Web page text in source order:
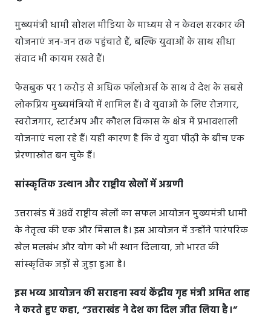
मुख्यमंत्री धामी सोशल मीडिया के माध्यम से न केवल सरकार की
योजनाएं जन-जन तक पहुंचाते हैं, बल्कि युवाओं के साथ सीधा
संवाद भी कायम रखते हैं।
फेसबुक पर 1 करोड़ से अधिक फॉलोअर्स के साथ वे देश के सबसे
लोकप्रिय मुख्यमंत्रियों में शामिल हैं। वे युवाओं के लिए रोजगार,
स्वरोजगार, स्टार्टअप और कौशल विकास के क्षेत्र में प्रभावशाली
योजनाएं चला रहे हैं। यही कारण है कि वे युवा पीढ़ी के बीच एक
प्रेरणास्रोत बन चुके हैं।
सांस्कृतिक उत्थान और राष्ट्रीय खेलों में अग्रणी
उत्तराखंड में 38वें राष्ट्रीय खेलों का सफल आयोजन मुख्यमंत्री धामी
के नेतृत्व की एक और मिसाल है। इस आयोजन में उन्होंने पारंपरिक
खेल मलखंभ और योग को भी स्थान दिलाया, जो भारत की
सांस्कृतिक जड़ों से जुड़ा हुआ है।
इस भव्य आयोजन की सराहना स्वयं केंद्रीय गृह मंत्री अमित शाह
ने करते हुए कहा, “उत्तराखंड ने देश का दिल जीत लिया है।”